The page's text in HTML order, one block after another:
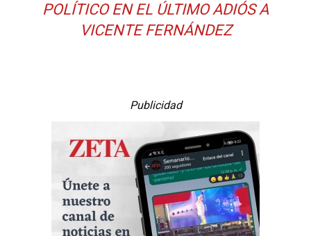
POLÍTICO EN EL ÚLTIMO ADIÓS A
VICENTE FERNÁNDEZ
Publicidad